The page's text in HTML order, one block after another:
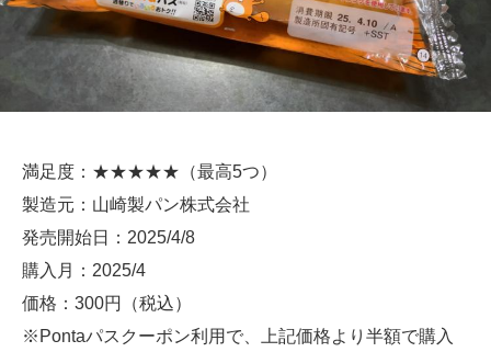
満足度：★★★★★（最高5つ）
製造元：山崎製パン株式会社
発売開始日：2025/4/8
購入月：2025/4
価格：300円（税込）
※Pontaパスクーポン利用で、上記価格より半額で購入